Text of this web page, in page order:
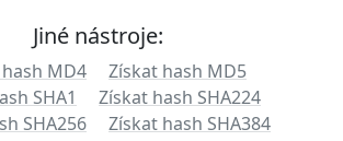
Jiné nástroje:
MD4
Získat hash MD5
SHA1
Získat hash SHA224
SHA256
Získat hash SHA384